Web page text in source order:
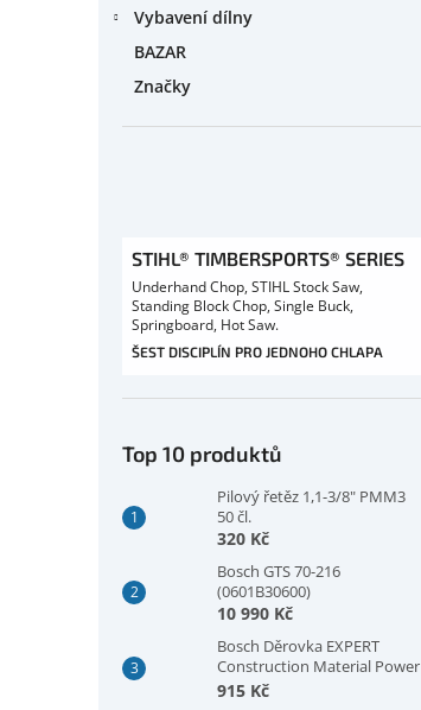
Vybavení dílny
BAZAR
Značky
STIHL® TIMBERSPORTS® SERIES
Underhand Chop, STIHL Stock Saw,
Standing Block Chop, Single Buck,
Springboard, Hot Saw.
ŠEST DISCIPLÍN PRO JEDNOHO CHLAPA
Top 10 produktů
Pilový řetěz 1,1-3/8" PMM3
50 čl.
320 Kč
Bosch GTS 70-216
(0601B30600)
10 990 Kč
Bosch Děrovka EXPERT
Construction Material Power
Change Plus, 73 × 60 mm
915 Kč